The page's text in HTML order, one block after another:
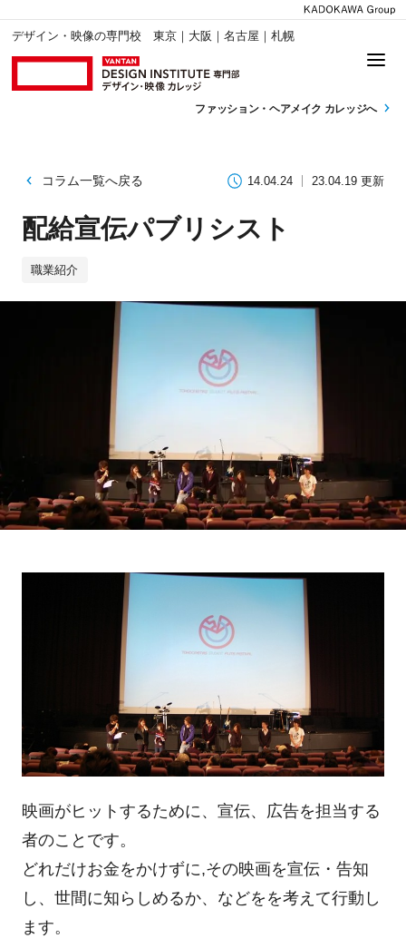
デザイン・映像の専門校 東京｜大阪｜名古屋｜札幌
ファッション・ ヘアメイク カレッジへ
コラム一覧へ戻る 14.04.24 23.04.19 更新
配給宣伝パブリシスト
職業紹介
映画がヒットするために、宣伝、広告を担当する
者のことです。
どれだけお金をかけずに,その映画を宣伝・告知
し、世間に知らしめるか、などをを考えて行動し
ます。